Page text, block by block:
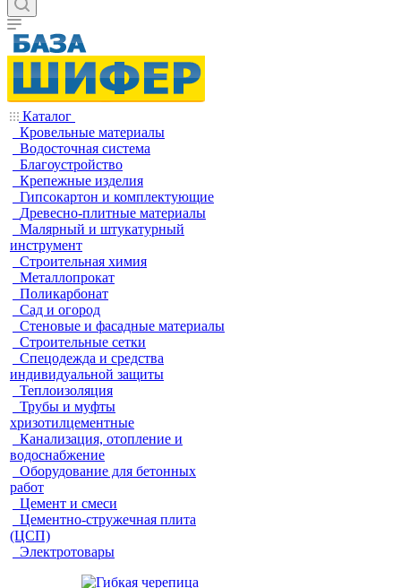
Каталог
Кровельные материалы
Водосточная система
Благоустройство
Крепежные изделия
Гипсокартон и комплектующие
Древесно-плитные материалы
Малярный и штукатурный
инструмент
Строительная химия
Металлопрокат
Поликарбонат
Сад и огород
Стеновые и фасадные материалы
Строительные сетки
Спецодежда и средства
индивидуальной защиты
Теплоизоляция
Трубы и муфты
хризотилцементные
Канализация, отопление и
водоснабжение
Оборудование для бетонных
работ
Цемент и смеси
Цементно-стружечная плита
(ЦСП)
Электротовары